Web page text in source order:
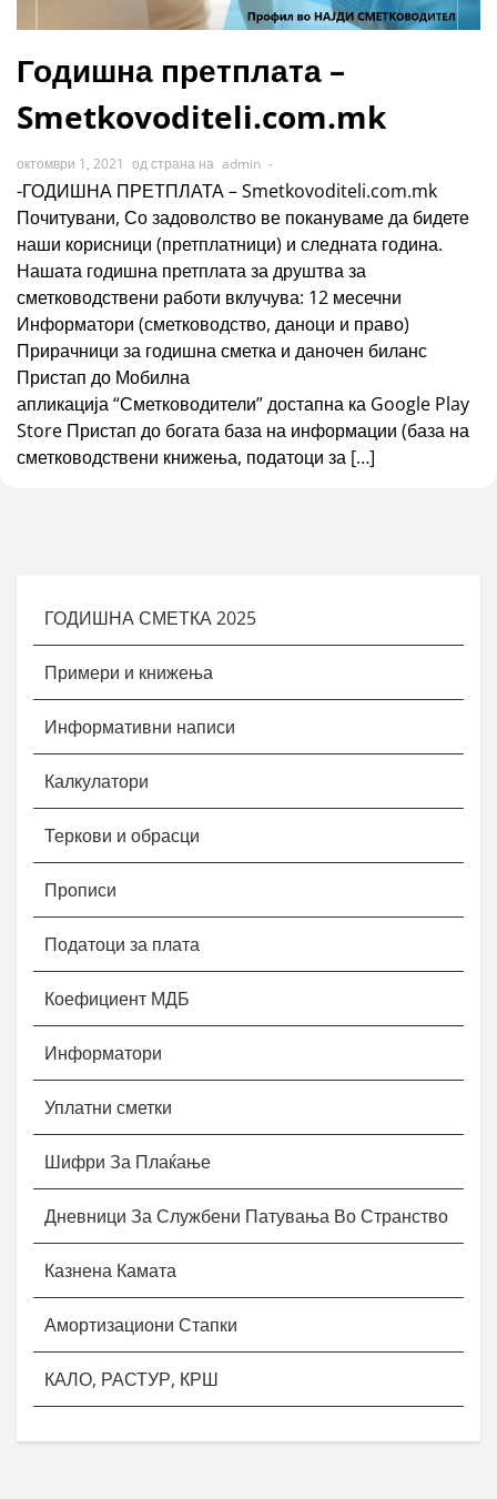
Годишна претплата –
Smetkovoditeli.com.mk
октомври 1, 2021 од страна на admin -
-ГОДИШНА ПРЕТПЛАТА – Smetkovoditeli.com.mk
Почитувани, Со задоволство ве покануваме да бидете
наши корисници (претплатници) и следната година.
Нашата годишна претплата за друштва за
сметководствени работи вклучува: 12 месечни
Информатори (сметководство, даноци и право)
Прирачници за годишна сметка и даночен биланс
Пристап до Мобилна
апликација “Сметководители” достапна ка Google Play
Store Пристап до богата база на информации (база на
сметководствени книжења, податоци за […]
ГОДИШНА СМЕТКА 2025
Примери и книжења
Информативни написи
Калкулатори
Теркови и обрасци
Прописи
Податоци за плата
Коефициент МДБ
Информатори
Уплатни сметки
Шифри За Плаќање
Дневници За Службени Патувања Во Странство
Казнена Камата
Амортизациони Стапки
КАЛО, РАСТУР, КРШ